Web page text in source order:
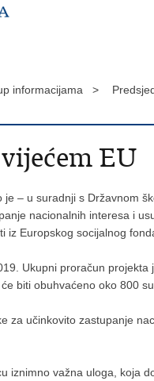
informacijama >
EU
– u suradnji s Državnom
nacionalnih interesa i
iz Europskog socijalnog
Ukupni proračun
biti obuhvaćeno oko 800
za učinkovito zastupanje
iznimno važna uloga, koja